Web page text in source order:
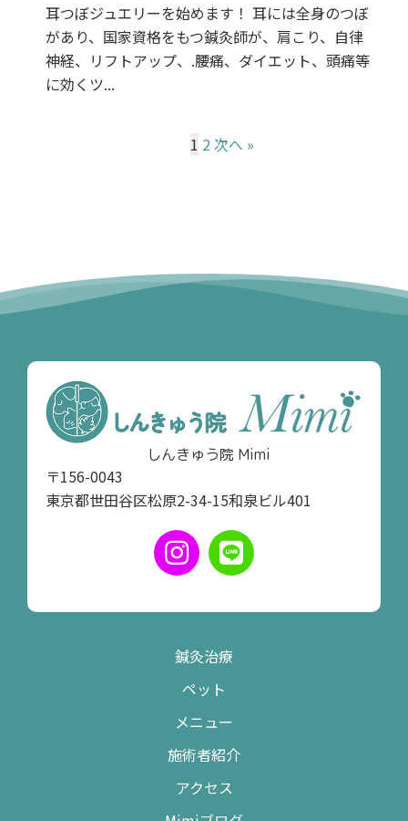
耳つぼジュエリーを始めます！ 耳には全身のつぼ
があり、国家資格をもつ鍼灸師が、肩こり、自律
神経、リフトアップ、.腰痛、ダイエット、頭痛等
に効くツ...
1 2 次へ »
しんきゅう院 Mimi
〒156-0043
東京都世田谷区松原2-34-15和泉ビル401
鍼灸治療
ペット
メニュー
施術者紹介
アクセス